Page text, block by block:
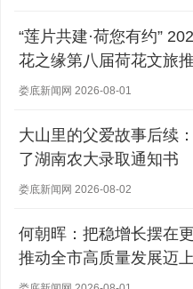
“莲片共建·荷您有约”
花之缘第八届荷花文旅
大开幕
娄底新闻网 2026-08-01
大山里的父爱故事后续
了湖南农大录取通知书
娄底新闻网 2026-08-02
何朝晖：把稳增长摆在
推动全市高质量发展迈